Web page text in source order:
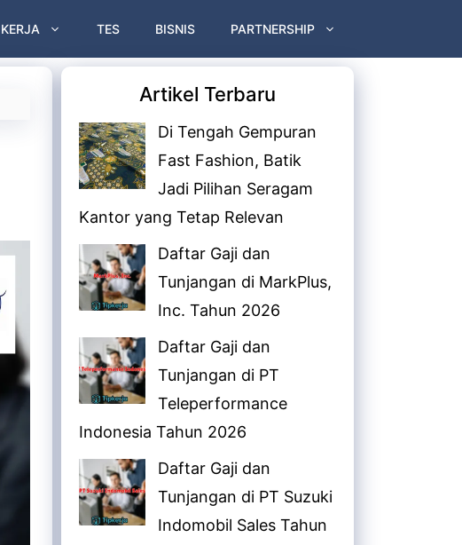
TES BISNIS PARTNERSHIP
Artikel Terbaru
Di Tengah Gempuran
Fast Fashion, Batik
Jadi Pilihan Seragam
Kantor yang Tetap Relevan
Daftar Gaji dan
Tunjangan di MarkPlus,
Inc. Tahun 2026
Daftar Gaji dan
Tunjangan di PT
Teleperformance
Indonesia Tahun 2026
Daftar Gaji dan
Tunjangan di PT Suzuki
Indomobil Sales Tahun